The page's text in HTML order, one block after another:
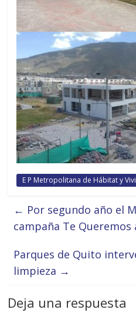
E P Metropolitana de Hábitat y
← Por segundo año el
campaña Te Queremos
Parques de Quito
limpieza →
Deja una respuesta